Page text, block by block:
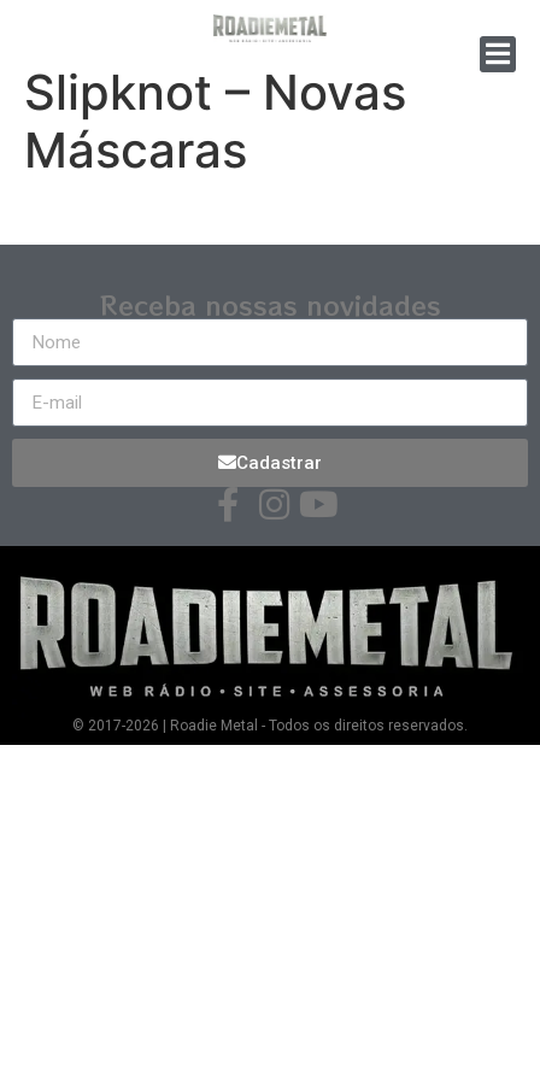
Slipknot – Novas
Máscaras
Receba nossas novidades
Cadastrar
© 2017-2026 | Roadie Metal - Todos os direitos reservados.